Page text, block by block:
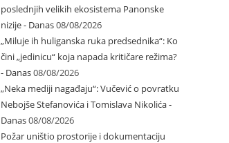
poslednjih velikih ekosistema Panonske
nizije - Danas08/08/2026
„Miluje ih huliganska ruka predsednika“: Ko
čini „jedinicu“ koja napada kritičare režima?
- Danas08/08/2026
„Neka mediji nagađaju“: Vučević o povratku
Nebojše Stefanovića i Tomislava Nikolića -
Danas08/08/2026
Požar uništio prostorije i dokumentaciju